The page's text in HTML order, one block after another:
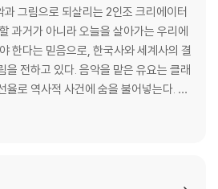
위화도 회군
연 발걸음
떠하리 │ 고려 멸망
국을 둘러싼 대립
그림으로 되살리는 2인조 크리에이터
과거가 아니라 오늘을 살아가는 우리에
한다는 믿음으로, 한국사와 세계사의 결
음악을 맡은 유요는 클래
율로 역사적 사건에 숨을 불어넣는다. 그
복잡한 왕 계보가 절로 외워지고, 비극적
가슴에 남는다. 그림을 그리는 미정은